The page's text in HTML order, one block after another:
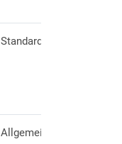
Standardprozesse
Allgemeine